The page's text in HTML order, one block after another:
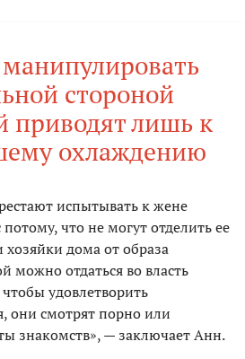
стороной
приводят лишь к
охлаждению
испытывать к жене
что не могут отделить ее
хозяйки дома от образа
можно отдаться во власть
удовлетворить
они смотрят порно или
знакомств», — заключает Анн.